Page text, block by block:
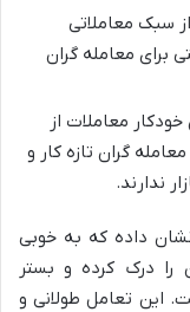
سبک معاملاتی
برای معامله گران
معاملات از
گران تازه کار و
ندارند.
ایرانی، نشان داده که به خوبی
را درک کرده و بستر
این تعامل طولانی و